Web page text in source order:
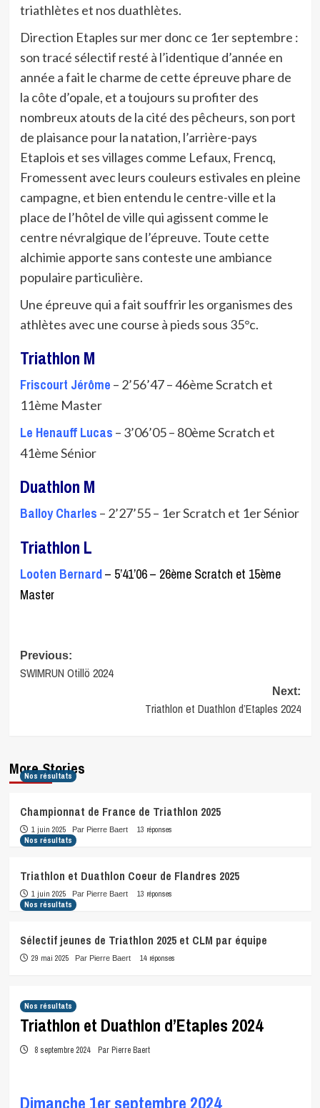
triathlètes et nos duathlètes.
Direction Etaples sur mer donc ce 1er septembre :
son tracé sélectif resté à l’identique d’année en
année a fait le charme de cette épreuve phare de
la côte d’opale, et a toujours su profiter des
nombreux atouts de la cité des pêcheurs, son port
de plaisance pour la natation, l’arrière-pays
Etaplois et ses villages comme Lefaux, Frencq,
Fromessent avec leurs couleurs estivales en pleine
campagne, et bien entendu le centre-ville et la
place de l’hôtel de ville qui agissent comme le
centre névralgique de l’épreuve. Toute cette
alchimie apporte sans conteste une ambiance
populaire particulière.
Une épreuve qui a fait souffrir les organismes des
athlètes avec une course à pieds sous 35°c.
Triathlon M
Friscourt Jérôme – 2’56’47 – 46ème Scratch et
11ème Master
Le Henauff Lucas – 3’06’05 – 80ème Scratch et
41ème Sénior
Duathlon M
Balloy Charles – 2’27’55 – 1er Scratch et 1er Sénior
Triathlon L
Looten Bernard– 5’41’06 – 26ème Scratch et 15ème
Master
Post
navigation
Previous:
SWIMRUN Otillö 2024
Next:
Triathlon et Duathlon d’Etaples 2024
More Stories
Nos résultats
Championnat de France de Triathlon 2025
1 juin 2025 Par Pierre Baert
13 réponses
Nos résultats
Triathlon et Duathlon Coeur de Flandres 2025
1 juin 2025 Par Pierre Baert
13 réponses
Nos résultats
Sélectif jeunes de Triathlon 2025 et CLM par équipe
29 mai 2025 Par Pierre Baert 14 réponses
Nos résultats
Triathlon et Duathlon d’Etaples 2024
8 septembre 2024 Par Pierre Baert
Dimanche 1er septembre 2024